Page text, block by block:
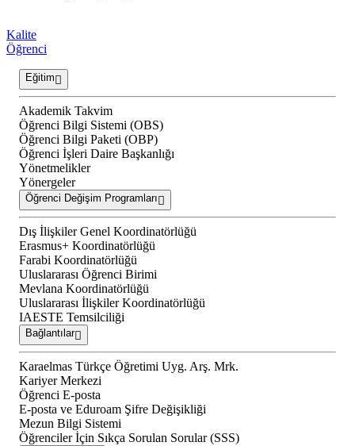
Kalite
Öğrenci
Eğitim
Akademik Takvim
Öğrenci Bilgi Sistemi (OBS)
Öğrenci Bilgi Paketi (OBP)
Öğrenci İşleri Daire Başkanlığı
Yönetmelikler
Yönergeler
Öğrenci Değişim Programları
Dış İlişkiler Genel Koordinatörlüğü
Erasmus+ Koordinatörlüğü
Farabi Koordinatörlüğü
Uluslararası Öğrenci Birimi
Mevlana Koordinatörlüğü
Uluslararası İlişkiler Koordinatörlüğü
IAESTE Temsilciliği
Bağlantılar
Karaelmas Türkçe Öğretimi Uyg. Arş. Mrk.
Kariyer Merkezi
Öğrenci E-posta
E-posta ve Eduroam Şifre Değişikliği
Mezun Bilgi Sistemi
Öğrenciler İçin Sıkça Sorulan Sorular (SSS)